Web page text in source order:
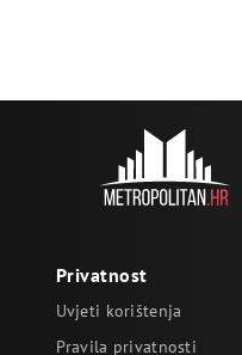
Privatnost
Uvjeti korištenja
Pravila privatnosti